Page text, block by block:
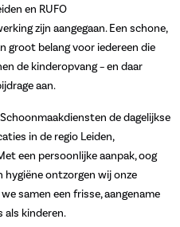
en RUFO
zijn aangegaan. Een schone,
groot belang voor iedereen die
de kinderopvang – en daar
aan.
de dagelijkse
in de regio Leiden,
een persoonlijke aanpak, oog
ontzorgen wij onze
samen een frisse, aangename
als kinderen.